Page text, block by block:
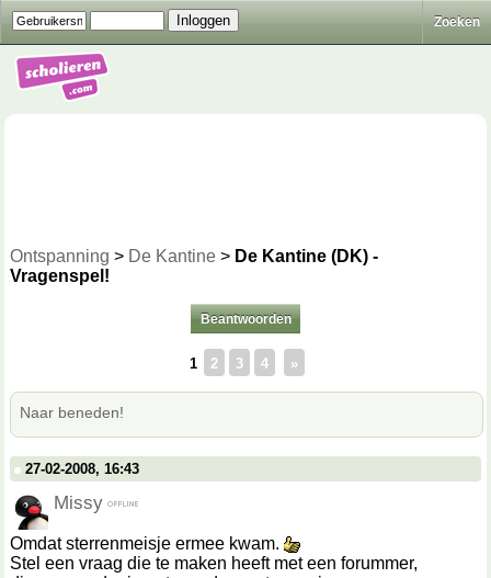
Zoeken
Ontspanning > De Kantine > De Kantine (DK) -
Vragenspel!
Beantwoorden
1 2 3 4 »
Naar beneden!
27-02-2008, 16:43
Missy
Omdat sterrenmeisje ermee kwam.
Stel een vraag die te maken heeft met een forummer,